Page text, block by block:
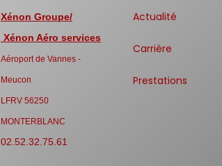
Xénon Groupe/
Xénon Aéro services
Aéroport de Vannes -
Meucon
LFRV 56250
MONTERBLANC
02.52.32.75.61
Actualité
Carrière
Prestations